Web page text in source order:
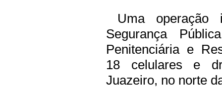
Uma operação
Segurança
Penitenciária e
18 celulares e
Juazeiro, no norte